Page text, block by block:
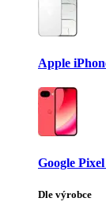
Apple
Google
Dle výrobce